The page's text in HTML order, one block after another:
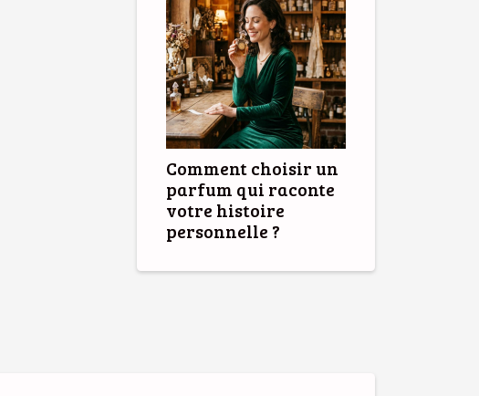
Comment choisir un
parfum qui raconte
votre histoire
personnelle ?